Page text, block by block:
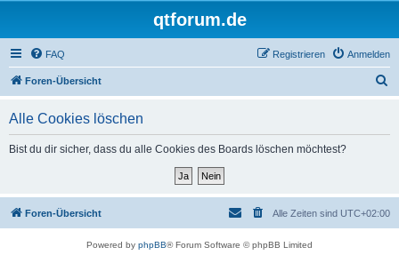
qtforum.de
FAQ Anmelden
Registrieren
Foren-Übersicht
Alle Cookies löschen
Bist du dir sicher, dass du alle Cookies des Boards löschen möchtest?
Foren-Übersicht Alle Zeiten sind UTC+02:00
Powered by phpBB® Forum Software © phpBB Limited